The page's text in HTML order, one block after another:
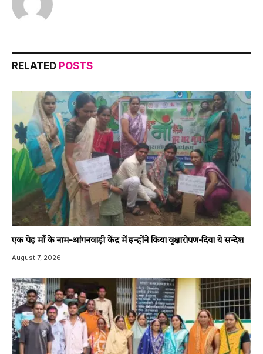
RELATED POSTS
एक पेड़ माँ के नाम-आंगनवाड़ी केंद्र में इन्होंने किया वृक्षारोपण-दिया ये सन्देश
August 7, 2026